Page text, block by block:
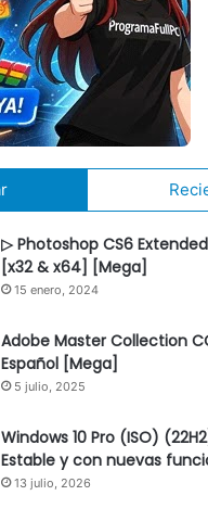
▷ Photoshop CS6
[x32 & x64] [Mega]
15 enero, 2024
Adobe Master Collection
Español [Mega]
5 julio, 2025
Windows 10 Pro (ISO)
Estable y con nuevas
13 julio, 2026